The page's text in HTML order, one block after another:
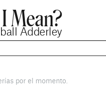
Mean?
Adderley
por el momento.